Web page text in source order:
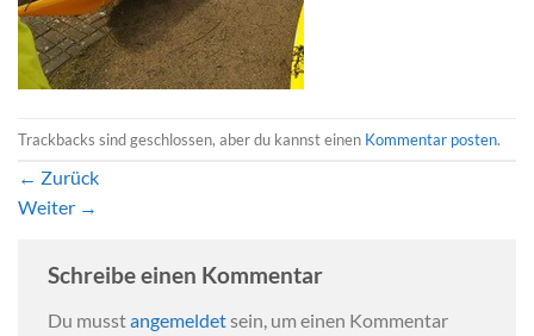
Trackbacks sind geschlossen, aber du kannst einen Kommentar posten.
← Zurück
Weiter →
Schreibe einen Kommentar
Du musstangemeldetsein, um einen Kommentar